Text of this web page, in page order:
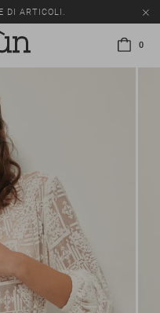
DI ARTICOLI.
0